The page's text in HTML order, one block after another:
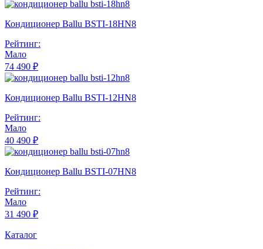
Кондиционер Ballu BSTI-18HN8
Рейтинг:
Мало
74 490 ₽
Кондиционер Ballu BSTI-12HN8
Рейтинг:
Мало
40 490 ₽
Кондиционер Ballu BSTI-07HN8
Рейтинг:
Мало
31 490 ₽
Каталог